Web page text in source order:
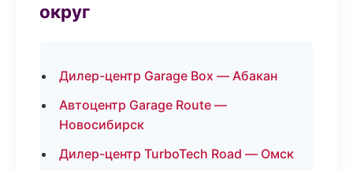
округ
Дилер-центр Garage Box — Абакан
Автоцентр Garage Route —
Новосибирск
Дилер-центр TurboTech Road — Омск